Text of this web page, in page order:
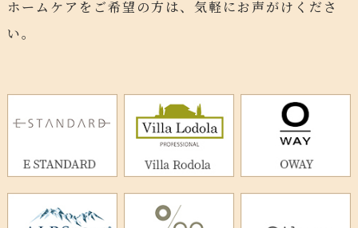
ホームケアをご希望の方は、気軽にお声がけくださ
い。